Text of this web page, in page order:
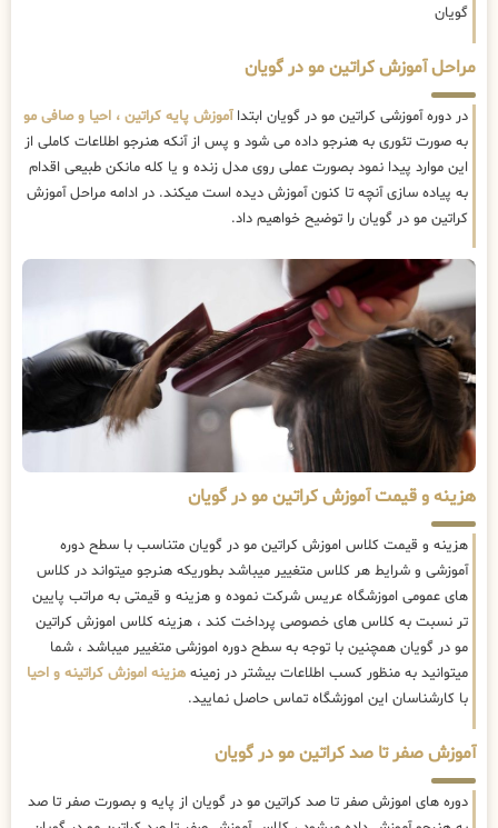
گویان
مراحل آموزش کراتین مو در گویان
در دوره آموزشی کراتین مو در گویان ابتداآموزش پایه کراتین ، احیا و صافی مو
به صورت تئوری به هنرجو داده می شود و پس از آنکه هنرجو اطلاعات کاملی از
این موارد پیدا نمود بصورت عملی روی مدل زنده و یا کله مانکن طبیعی اقدام
به پیاده سازی آنچه تا کنون آموزش دیده است میکند. در ادامه مراحل آموزش
کراتین مو در گویان را توضیح خواهیم داد.
هزینه و قیمت آموزش کراتین مو در گویان
هزینه و قیمت کلاس اموزش کراتین مو در گویان متناسب با سطح دوره
آموزشی و شرایط هر کلاس متغییر میباشد بطوریکه هنرجو میتواند در کلاس
های عمومی اموزشگاه عریس شرکت نموده و هزینه و قیمتی به مراتب پایین
تر نسبت به کلاس های خصوصی پرداخت کند ، هزینه کلاس اموزش کراتین
مو در گویان همچنین با توجه به سطح دوره اموزشی متغییر میباشد ، شما
میتوانید به منظور کسب اطلاعات بیشتر در زمینه هزینه اموزش کراتینه و احیا
با کارشناسان این اموزشگاه تماس حاصل نمایید.
آموزش صفر تا صد کراتین مو در گویان
دوره های اموزش صفر تا صد کراتین مو در گویان از پایه و بصورت صفر تا صد